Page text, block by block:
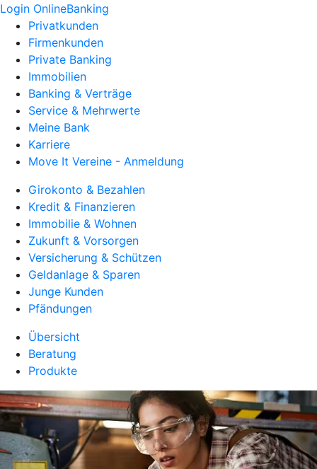
Login OnlineBanking
Privatkunden
Firmenkunden
Private Banking
Immobilien
Banking & Verträge
Service & Mehrwerte
Meine Bank
Karriere
Move It Vereine - Anmeldung
Girokonto & Bezahlen
Kredit & Finanzieren
Immobilie & Wohnen
Zukunft & Vorsorgen
Versicherung & Schützen
Geldanlage & Sparen
Junge Kunden
Pfändungen
Übersicht
Beratung
Produkte